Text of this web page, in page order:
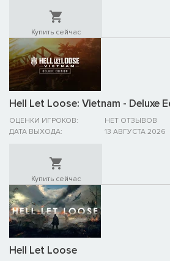
Купить сейчас
Hell Let Loose: Vietnam - Deluxe
ОЦЕНКИ ИГРОКОВ:
НЕТ ОТЗЫВОВ
ДАТА ВЫХОДА:
13 АВГУСТА 2026
Купить сейчас
Hell Let Loose